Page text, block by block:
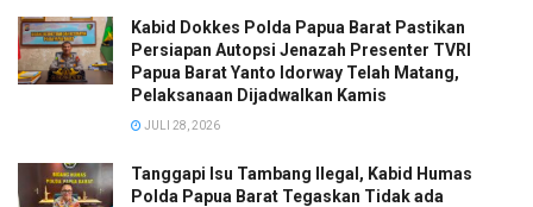
Kabid Dokkes Polda Papua Barat Pastikan
Persiapan Autopsi Jenazah Presenter TVRI
Papua Barat Yanto Idorway Telah Matang,
Pelaksanaan Dijadwalkan Kamis
JULI 28, 2026
Tanggapi Isu Tambang Ilegal, Kabid Humas
Polda Papua Barat Tegaskan Tidak ada